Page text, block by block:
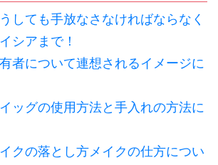
しても手放なさなければならなく
シアまで！
者について連想されるイメージに
ッグの使用方法と手入れの方法に
クの落とし方メイクの仕方につい